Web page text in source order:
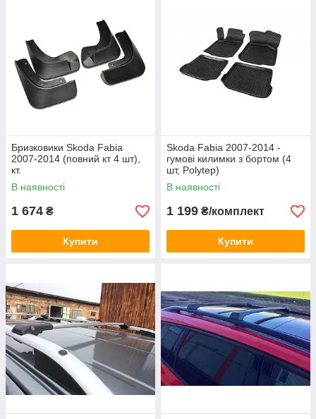
Бризковики Skoda Fabia
2007-2014 (повний кт 4 шт),
кт.
В наявності
1 674 ₴
Купити
Skoda Fabia 2007-2014 -
гумові килимки з бортом (4
шт, Polytep)
В наявності
1 199 ₴/комплект
Купити